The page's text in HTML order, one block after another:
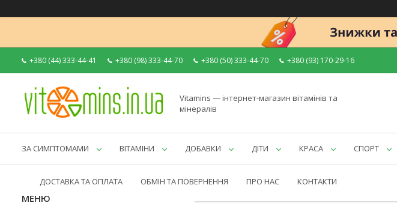
+380 (44) 333-44-41 +380 (98) 333-44-70 +380 (50) 333-44-70 +380 (93) 170-29-16
Vitamins — інтернет-магазин вітамінів та
мінералів
ЗА СИМПТОМАМИ ВІТАМІНИ ДОБАВКИ ДІТИ КРАСА СПОРТ
ДОСТАВКА ТА ОПЛАТА ОБМІН ТА ПОВЕРНЕННЯ ПРО НАС КОНТАКТИ